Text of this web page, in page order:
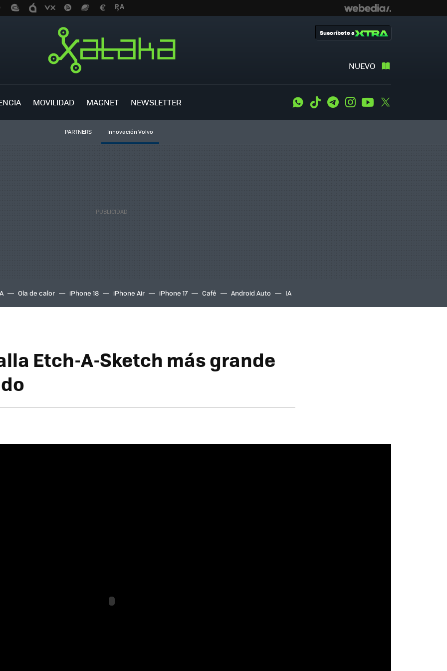
NUEVO
Suscríbete a
MOVILIDAD MAGNET NEWSLETTER WhatsApp
Tiktok TelegramInstagramYoutube
PARTNERS Innovación Volvo
Ola de calor iPhone 18 iPhone Air iPhone 17 Café Android Auto IA
Etch-A-Sketch más grande